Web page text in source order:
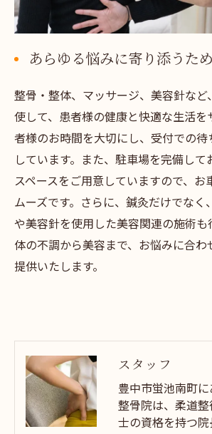
あらゆる悩みに寄り添うた
整骨・整体、マッサージ、美容針な
使して、患者様の健康と快適な生活
者様のお時間を大切にし、受付での待
しています。また、駐車場を完備し
スペースをご用意していますので、お
ムーズです。さらに、鍼灸だけでなく
や美容針を使用した美容関連の施術も
体の不調から美容まで、お悩みに合わ
提供いたします。
スタッフ
豊中市蛍池南町
整骨院は、柔道
士の資格を持つ